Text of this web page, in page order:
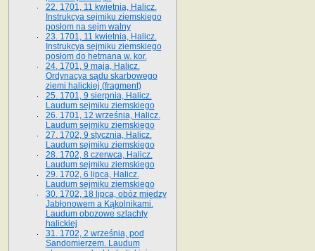
22. 1701, 11 kwietnia, Halicz.
Instrukcya sejmiku ziemskiego
posłom na sejm walny
23. 1701, 11 kwietnia, Halicz.
Instrukcya sejmiku ziemskiego
posłom do hetmana w. kor.
24. 1701, 9 maja, Halicz.
Ordynacya sądu skarbowego
ziemi halickiej (fragment)
25. 1701, 9 sierpnia, Halicz.
Laudum sejmiku ziemskiego
26. 1701, 12 września, Halicz.
Laudum sejmiku ziemskiego
27. 1702, 9 stycznia, Halicz.
Laudum sejmiku ziemskiego
28. 1702, 8 czerwca, Halicz.
Laudum sejmiku ziemskiego
29. 1702, 6 lipca, Halicz.
Laudum sejmiku ziemskiego
30. 1702, 18 lipca, obóz między
Jabłonowem a Kąkolnikami.
Laudum obozowe szlachty
halickiej
31. 1702, 2 września, pod
Sandomierzem. Laudum